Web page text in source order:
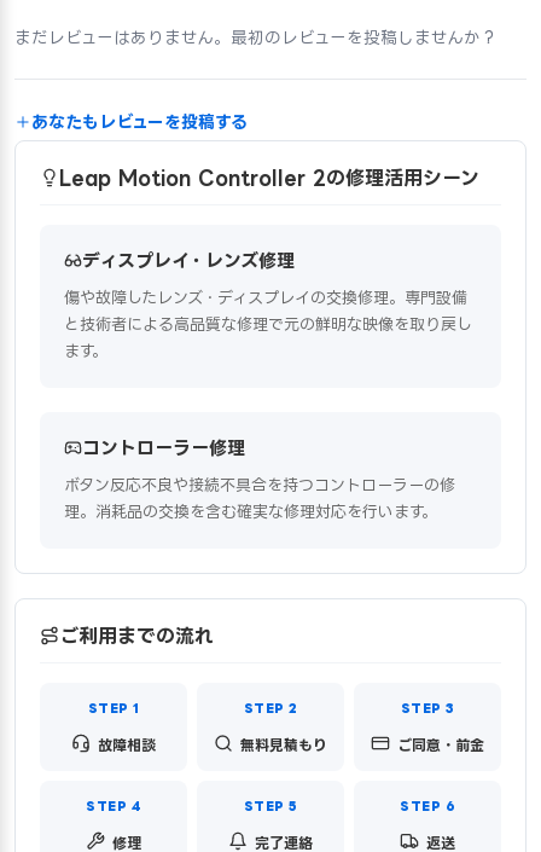
まだレビューはありません。最初のレビューを投稿しませんか？
あなたもレビューを投稿する
Leap Motion Controller 2の修理活用シーン
ディスプレイ・レンズ修理
傷や故障したレンズ・ディスプレイの交換修理。専門設備
と技術者による高品質な修理で元の鮮明な映像を取り戻し
ます。
コントローラー修理
ボタン反応不良や接続不具合を持つコントローラーの修
理。消耗品の交換を含む確実な修理対応を行います。
ご利用までの流れ
故障相談 無料見積もり ご同意・前金
修理 完了連絡 返送